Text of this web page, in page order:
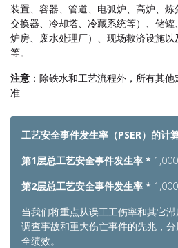
装置、容器、管道、电弧炉、高炉、炼
交换器、冷却塔、冷藏系统等）、储
炉房、废水处理厂）、现场救济设施
等。
注意 ：除铁水和工艺流程外，所有其
准
工艺安全事件发生率（PSER）的计
第1层总工艺安全事件发生率 *
第2层总工艺安全事件发生率 *
当我们将重点从误工工伤率和其它
调查事故和重大伤亡事件的先兆，
全绩效。